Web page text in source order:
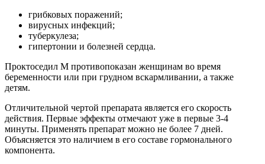
грибковых поражений;
вирусных инфекций;
туберкулеза;
гипертонии и болезней сердца.
Проктоседил М противопоказан женщинам во время
беременности или при грудном вскармливании, а также
детям.
Отличительной чертой препарата является его скорость
действия. Первые эффекты отмечают уже в первые 3-4
минуты. Применять препарат можно не более 7 дней.
Объясняется это наличием в его составе гормонального
компонента.